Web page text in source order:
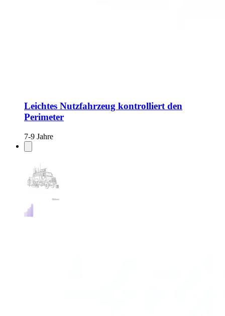
Leichtes Nutzfahrzeug kontrolliert den
Perimeter
7-9 Jahre